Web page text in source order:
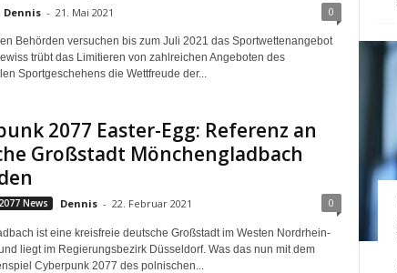
Dennis - 21. Mai 2021 0
Behörden versuchen bis zum Juli 2021 das Sportwettenangebot
trübt das Limitieren von zahlreichen Angeboten des
Sportgeschehens die Wettfreude der...
2077 Easter-Egg: Referenz an
Großstadt Mönchengladbach
News Dennis - 22. Februar 2021 0
ist eine kreisfreie deutsche Großstadt im Westen Nordrhein-
liegt im Regierungsbezirk Düsseldorf. Was das nun mit dem
Cyberpunk 2077 des polnischen...